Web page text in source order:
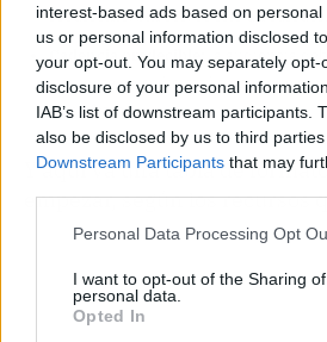
interest-based ads based on
us or personal information disclosed
your opt-out. You may separately
disclosure of your personal
IAB’s list of downstream participants.
also be disclosed by us to third
Downstream Participants that may
Personal Data Processing Opt
I want to opt-out of the Sharing
personal data.
Opted In
recurrente. Sin eso, es solo un
Cadencia predecible: la audiencia
siguiente episodio, y tú tienes que
no se forma.
Y aquí va una tabla de
empezar, según los recursos